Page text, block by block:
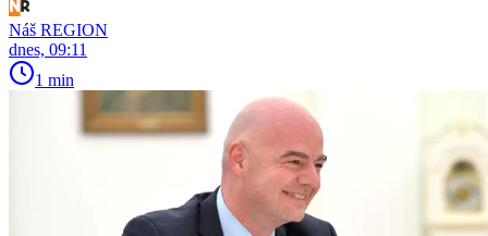
Náš REGION
dnes, 09:11
1 min